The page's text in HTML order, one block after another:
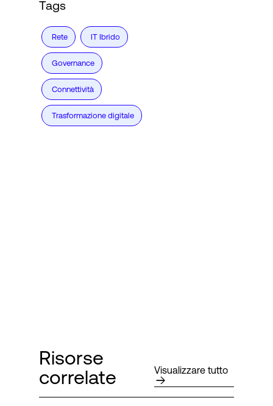
Tags
Rete IT Ibrido
Governance
Connettività
Trasformazione digitale
Risorse
correlate
Visualizzare tutto